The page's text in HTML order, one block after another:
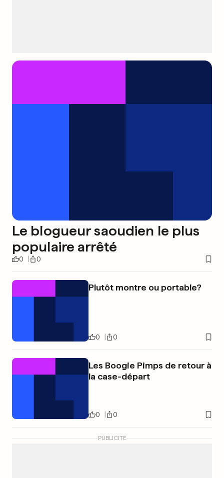
Le blogueur saoudien le plus
populaire arrêté
0 0
Plutôt montre ou portable?
0 0
Les Boogie Pimps de retour à
la case-départ
0 0
PUBLICITÉ